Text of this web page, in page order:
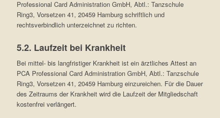
Professional Card Administration GmbH, Abtl.: Tanzschule
Ring3, Vorsetzen 41, 20459 Hamburg schriftlich und
rechtsverbindlich unterzeichnet zu richten.
5.2. Laufzeit bei Krankheit
Bei mittel- bis langfristiger Krankheit ist ein ärztliches Attest an
PCA Professional Card Administration GmbH, Abtl.: Tanzschule
Ring3, Vorsetzen 41, 20459 Hamburg einzureichen. Für die Dauer
des Zeitraums der Krankheit wird die Laufzeit der Mitgliedschaft
kostenfrei verlängert.